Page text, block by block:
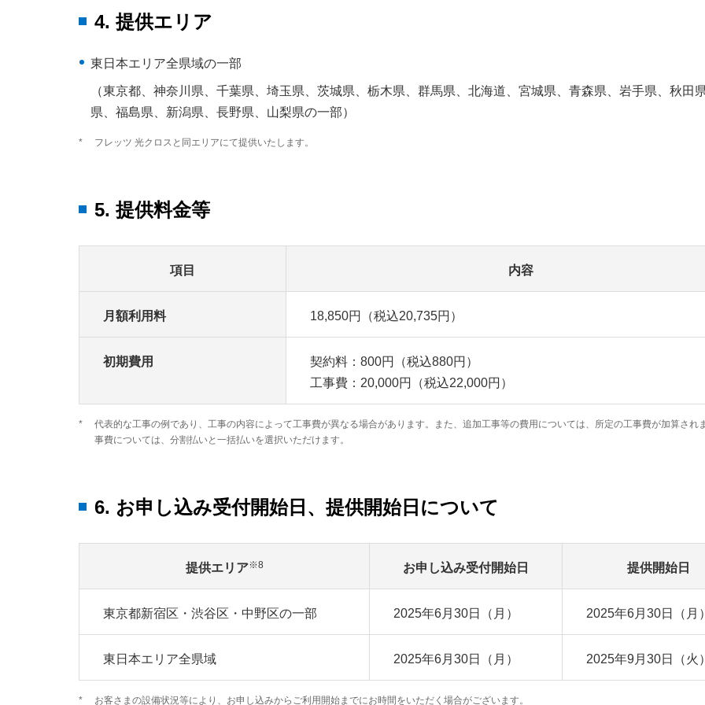
4. 提供エリア
東日本エリア全県域の一部
（東京都、神奈川県、千葉県、埼玉県、茨城県、栃木県、群馬県、北海道、宮城県、青森県、岩手県、秋田
県、福島県、新潟県、長野県、山梨県の一部）
* フレッツ 光クロスと同エリアにて提供いたします。
5. 提供料金等
項目 内容
月額利用料 18,850円（税込20,735円）
初期費用
契約料：800円（税込880円）
工事費：20,000円（税込22,000円）
*
代表的な工事の例であり、工事の内容によって工事費が異なる場合があります。また、追加工事等の費用については、所定の工事費が加算され
事費については、分割払いと一括払いを選択いただけます。
6. お申し込み受付開始日、提供開始日について
提供エリア※8 お申し込み受付開始日 提供開始日
東京都新宿区・渋谷区・中野区の一部 2025年6月30日（月） 2025年6月30日（月
東日本エリア全県域 2025年6月30日（月） 2025年9月30日（火
* お客さまの設備状況等により、お申し込みからご利用開始までにお時間をいただく場合がございます。